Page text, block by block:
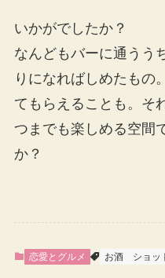
いかがでしたか？
なんどもバーに通うう
りになればしめたもの
てもらえることも。そ
つまでも楽しめる空間
か？
恋愛とグルメ お酒 ショッ